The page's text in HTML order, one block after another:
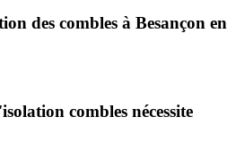
des combles à Besançon en
combles nécessite